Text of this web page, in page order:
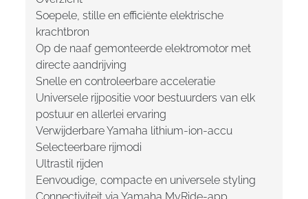
Soepele, stille en efficiënte elektrische
krachtbron
Op de naaf gemonteerde elektromotor met
directe aandrijving
Snelle en controleerbare acceleratie
Universele rijpositie voor bestuurders van elk
postuur en allerlei ervaring
Verwijderbare Yamaha lithium-ion-accu
Selecteerbare rijmodi
Ultrastil rijden
Eenvoudige, compacte en universele styling